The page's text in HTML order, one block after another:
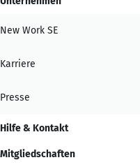
New Work SE
Karriere
Presse
Hilfe & Kontakt
Mitgliedschaften